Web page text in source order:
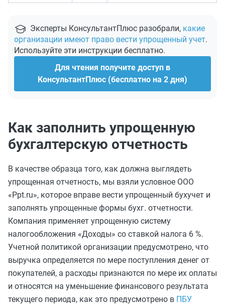
Эксперты КонсультантПлюс разобрали, какие
организации имеют право вести упрощенный учет.
Используйте эти инструкции бесплатно.
Для чтения получите доступ в
КонсультантПлюс (бесплатно на 2 дня)
Как заполнить упрощенную
бухгалтерскую отчетность
В качестве образца того, как должна выглядеть
упрощенная отчетность, мы взяли условное ООО
«Ppt.ru», которое вправе вести упрощенный бухучет и
заполнять упрощенные формы бухг. отчетности.
Компания применяет упрощенную систему
налогообложения «Доходы» со ставкой налога 6 %.
Учетной политикой организации предусмотрено, что
выручка определяется по мере поступления денег от
покупателей, а расходы признаются по мере их оплаты
и относятся на уменьшение финансового результата
текущего периода, как это предусмотрено в ПБУ